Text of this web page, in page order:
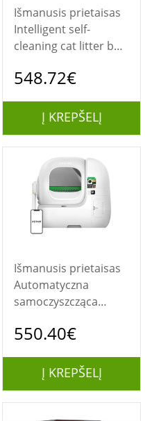
Išmanusis prietaisas
Intelligent self-
cleaning cat litter box
PREMIUM
548.72€
Į KREPŠELĮ
Išmanusis prietaisas
Automatyczna
samoczyszcząca
Pro 2 Petkit
550.40€
Į KREPŠELĮ